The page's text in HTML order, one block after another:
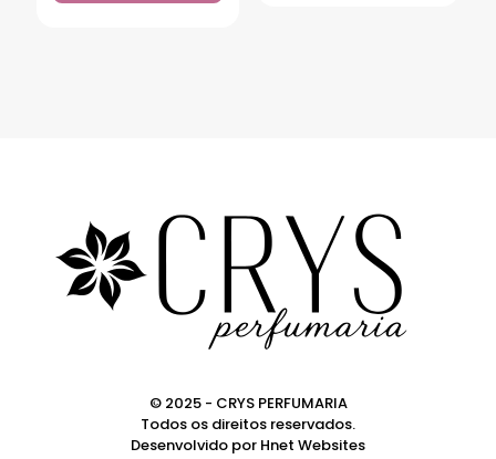
© 2025 - CRYS PERFUMARIA
Todos os direitos reservados.
Desenvolvido por Hnet Websites